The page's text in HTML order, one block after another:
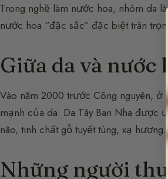
Trong nghề làm nước hoa, nhóm da
nước hoa “đặc sắc” đặc biệt trân
Giữa da và
Vào năm 2000 trước Công nguyên, ở
mạnh của da. Da Tây Ban Nha được
não, tinh chất gỗ tuyết tùng, xạ
Những người